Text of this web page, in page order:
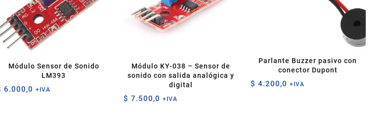
Módulo Sensor de Sonido
LM393
6.000,0 +IVA
Módulo KY-038 – Sensor de
sonido con salida analógica y
digital
$ 7.500,0 +IVA
Parlante Buzzer pasivo con
conector Dupont
$ 4.200,0 +IVA